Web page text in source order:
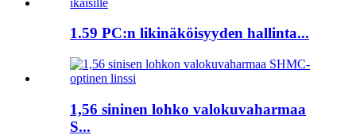
1.59 PC:n likinäköisyyden hallinta...
1,56 sininen lohko valokuvaharmaa
S...